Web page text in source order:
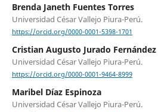
Brenda Janeth Fuentes Torres
Universidad César Vallejo Piura-Perú.
https://orcid.org/0000-0001-5398-1701
Cristian Augusto Jurado Fernández
Universidad César Vallejo Piura-Perú.
https://orcid.org/0000-0001-9464-8999
Maribel Díaz Espinoza
Universidad César Vallejo Piura-Perú.